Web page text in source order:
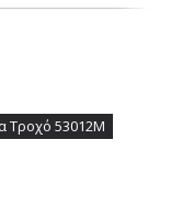
Τροχό 53012M